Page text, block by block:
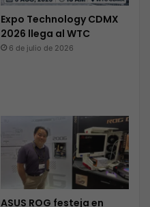
Expo Technology CDMX
2026 llega al WTC
6 de julio de 2026
ASUS ROG festeja en